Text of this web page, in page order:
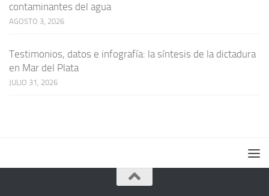
contaminantes del agua
AGOSTO 3, 2026
Testimonios, datos e infografía: la síntesis de la dictadura
en Mar del Plata
JULIO 31, 2026